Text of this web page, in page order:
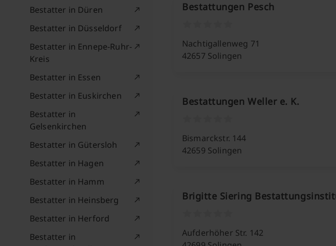
Bestatter in Düren
Bestatter in Düsseldorf
Bestatter in Ennepe-Ruhr-
Kreis
Bestatter in Essen
Bestatter in Euskirchen
Bestatter in
Gelsenkirchen
Bestatter in Gütersloh
Bestatter in Hagen
Bestatter in Hamm
Bestatter in Heinsberg
Bestatter in Herford
Bestatter in
Bestattungen Pesch
Nachtigallenweg 71
42657 Solingen
Bestattungen Weller e. K.
Bismarckstr. 144
42659 Solingen
Brigitte Siering
Aufderhöher Str. 142